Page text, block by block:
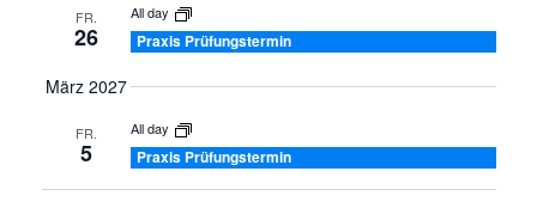
FR.
26
All day
Praxis Prüfungstermin
März 2027
FR.
5
All day
Praxis Prüfungstermin